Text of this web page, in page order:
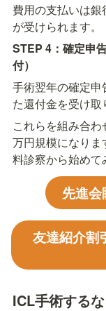
費用の支払いは
が受けられます。
STEP 4：確定申
付）
手術翌年の確定
た還付金を受け取
これらを組み合
万円規模になり
料診察から始めて
先進
友達紹介割
ICL手術する